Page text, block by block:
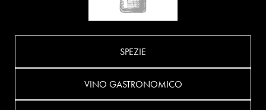
SPEZIE
VINO GASTRONOMICO